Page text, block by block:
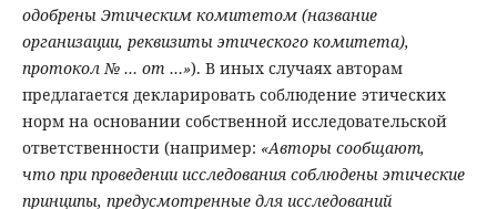
одобрены Этическим комитетом (название
организации, реквизиты этического комитета),
протокол № … от …»). В иных случаях авторам
предлагается декларировать соблюдение этических
норм на основании собственной исследовательской
ответственности (например: «Авторы сообщают,
что при проведении исследования соблюдены этические
принципы, предусмотренные для исследований